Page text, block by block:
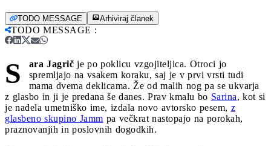
TODO MESSAGE Arhiviraj članek
TODO MESSAGE :
S ara Jagrič je po poklicu vzgojiteljica. Otroci jo
spremljajo na vsakem koraku, saj je v prvi vrsti tudi
mama dvema deklicama. Že od malih nog pa se ukvarja
z glasbo in ji je predana še danes. Prav kmalu bo Sarina, kot si
je nadela umetniško ime, izdala novo avtorsko pesem, z
glasbeno skupino Jamm pa večkrat nastopajo na porokah,
praznovanjih in poslovnih dogodkih.